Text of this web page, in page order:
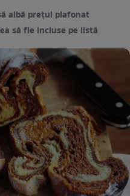
aibă prețul plafonat
să fie incluse pe listă